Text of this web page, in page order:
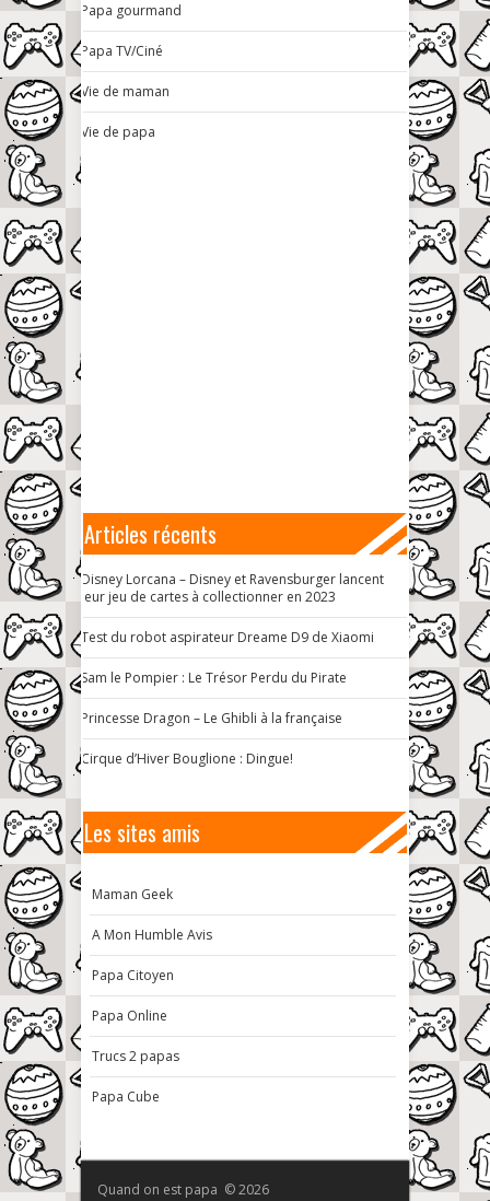
Papa gourmand
Papa TV/Ciné
Vie de maman
Vie de papa
Articles récents
Disney Lorcana – Disney et Ravensburger lancent
leur jeu de cartes à collectionner en 2023
Test du robot aspirateur Dreame D9 de Xiaomi
Sam le Pompier : Le Trésor Perdu du Pirate
Princesse Dragon – Le Ghibli à la française
Cirque d’Hiver Bouglione : Dingue!
Les sites amis
Maman Geek
A Mon Humble Avis
Papa Citoyen
Papa Online
Trucs 2 papas
Papa Cube
Quand on est papa © 2026